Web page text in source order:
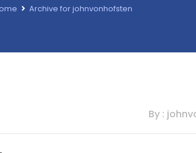
Archive for johnvonhofsten
By :